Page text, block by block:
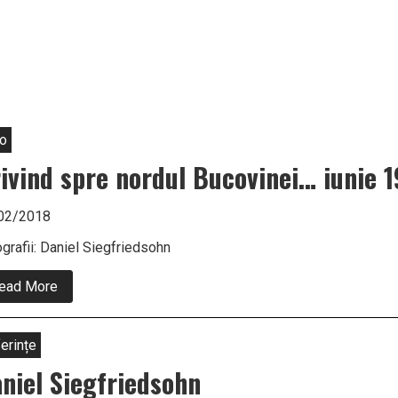
spre nordul Bucovinei… iunie
2018
Daniel Siegfriedsohn
Moreabout
Privind
spre
1941
Siegfriedsohn